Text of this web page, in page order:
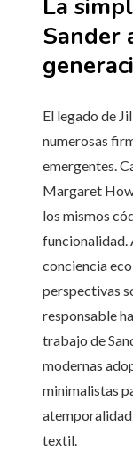
La
Sander
El legado de
numerosas
emergentes.
Margaret
los mismos
funcionalidad.
conciencia
perspectivas
responsable
trabajo de
modernas
minimalistas
textil.